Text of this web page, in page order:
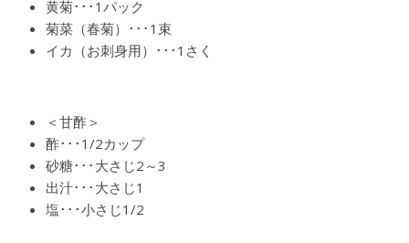
黄菊･･･1パック
菊菜（春菊）･･･1束
イカ（お刺身用）･･･1さく
＜甘酢＞
酢･･･1/2カップ
砂糖･･･大さじ2～3
出汁･･･大さじ1
塩･･･小さじ1/2